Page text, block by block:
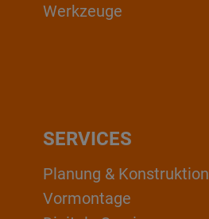
Werkzeuge
SERVICES
Planung & Konstruktion
Vormontage